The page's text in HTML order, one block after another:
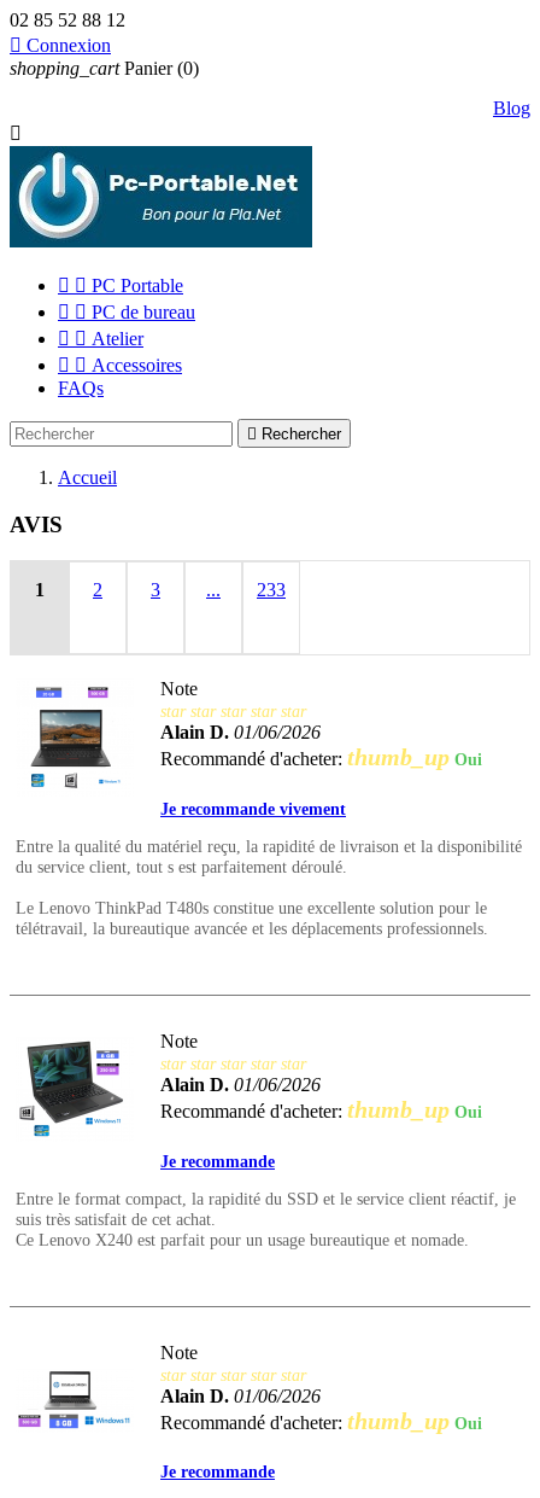
02 85 52 88 12
 Connexion
shopping_cart Panier (0)
Blog

  PC Portable
  PC de bureau
  Atelier
  Accessoires
FAQs
 Rechercher
Accueil
AVIS
1 2 3 ... 233
Note
star star star star star
Alain D. 01/06/2026
Recommandé d'acheter: thumb_up Oui
Je recommande vivement
Entre la qualité du matériel reçu, la rapidité de livraison et la disponibilité
du service client, tout s est parfaitement déroulé.
Le Lenovo ThinkPad T480s constitue une excellente solution pour le
télétravail, la bureautique avancée et les déplacements professionnels.
Note
star star star star star
Alain D. 01/06/2026
Recommandé d'acheter: thumb_up Oui
Je recommande
Entre le format compact, la rapidité du SSD et le service client réactif, je
suis très satisfait de cet achat.
Ce Lenovo X240 est parfait pour un usage bureautique et nomade.
Note
star star star star star
Alain D. 01/06/2026
Recommandé d'acheter: thumb_up Oui
Je recommande